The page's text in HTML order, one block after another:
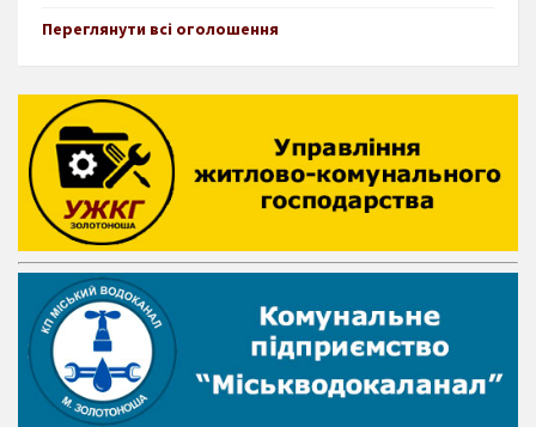
Переглянути всі оголошення